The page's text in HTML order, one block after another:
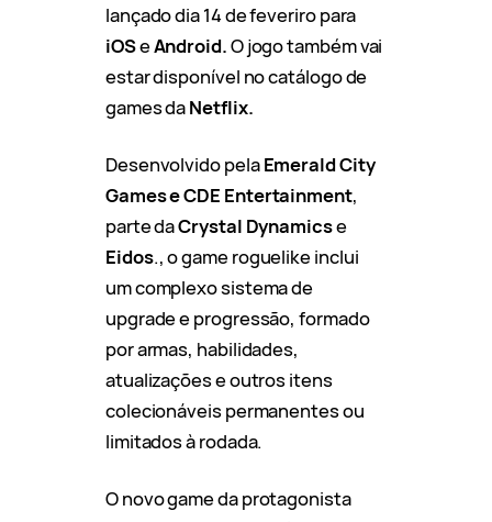
lançado dia 14 de feveriro para
iOSeAndroid.O jogo também vai
estar disponível no catálogo de
games daNetflix.
Desenvolvido pelaEmerald City
Games e CDE Entertainment,
parte daCrystal Dynamicse
Eidos., o game roguelike inclui
um complexo sistema de
upgrade e progressão, formado
por armas, habilidades,
atualizações e outros itens
colecionáveis permanentes ou
limitados à rodada.
O novo game da protagonista